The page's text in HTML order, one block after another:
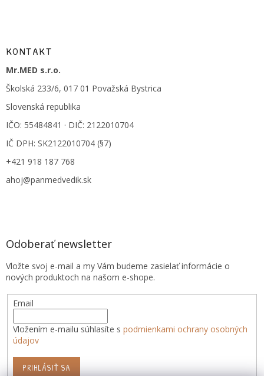
KONTAKT
Mr.MED s.r.o.
Školská 233/6, 017 01 Považská Bystrica
Slovenská republika
IČO: 55484841 · DIČ: 2122010704
IČ DPH: SK2122010704 (§7)
+421 918 187 768
ahoj@panmedvedik.sk
Odoberať newsletter
Vložte svoj e-mail a my Vám budeme zasielať informácie o
nových produktoch na našom e-shope.
Email
Vložením e-mailu súhlasíte s podmienkami ochrany osobných
údajov
PRIHLÁSIŤ SA